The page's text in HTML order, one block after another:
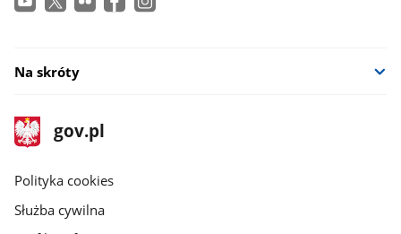
Na skróty
stopka
gov.pl
Strona
gov.pl
gov.pl
Polityka cookies
Służba cywilna